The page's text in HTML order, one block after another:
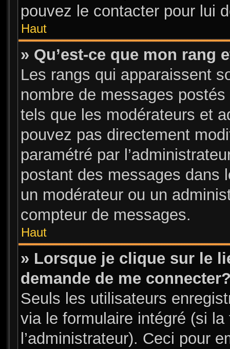
pouvez le contacter pour lui
Haut
» Qu’est-ce que mon rang
Les rangs qui apparaissent
nombre de messages
tels que les modérateurs et
pouvez pas directement
paramétré par
postant des messages dans
un modérateur ou un
compteur de messages.
Haut
» Lorsque je clique sur le
demande de me
Seuls les utilisateurs
via le formulaire intégré (si
l’administrateur). Ceci pour